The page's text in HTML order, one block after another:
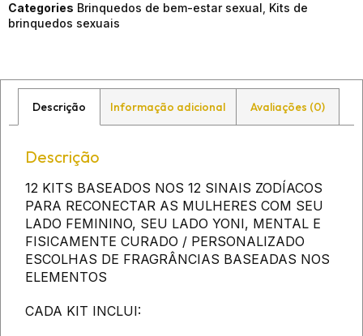
Categories Brinquedos de bem-estar sexual Kits de
brinquedos sexuais
Descrição Informação adicional Avaliações (0)
Descrição
12 KITS BASEADOS NOS 12 SINAIS ZODÍACOS
PARA RECONECTAR AS MULHERES COM SEU
LADO FEMININO, SEU LADO YONI, MENTAL E
FISICAMENTE CURADO / PERSONALIZADO
ESCOLHAS DE FRAGRÂNCIAS BASEADAS NOS
ELEMENTOS
CADA KIT INCLUI: